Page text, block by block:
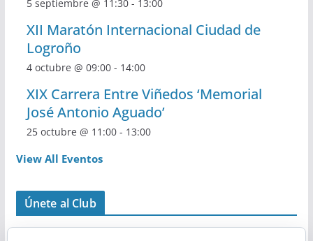
i
s
t
a
s
d
e
E
E
v
e
n
t
o
s
5 septiembre @ 11:30- 13:00
XII Maratón Internacional Ciudad de
Logroño
4 octubre @ 09:00- 14:00
XIX Carrera Entre Viñedos ‘Memorial
José Antonio Aguado’
25 octubre @ 11:00- 13:00
View All Eventos
Únete al Club